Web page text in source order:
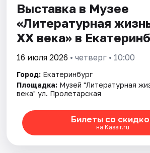
Города
Площадки
Артисты
Рейтинги
Выставка в Музее
«Литературная
ХХ века» в
16 июля 2026 • четверг • 10:00
Город: Екатеринбург
Площадка: Музей "Литературная
века" ул. Пролетарская
Билеты со
на Kassir.ru